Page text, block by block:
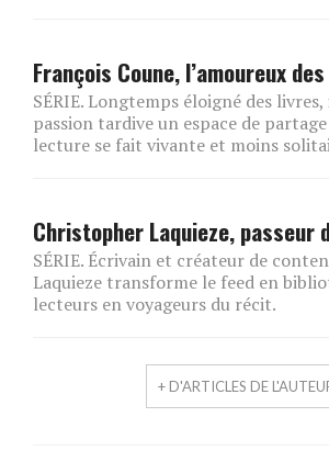
François Coune, l’amoureux
SÉRIE. Longtemps éloigné des
passion tardive un espace de
lecture se fait vivante et moins
Christopher Laquieze, passeur
SÉRIE. Écrivain et créateur de
Laquieze transforme le feed en
lecteurs en voyageurs du récit.
+ D'ARTICLES DE